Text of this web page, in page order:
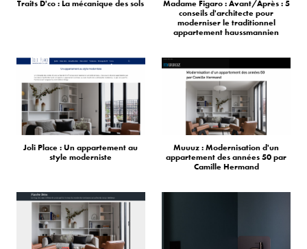
Traits D'co : La mécanique des sols
Madame Figaro : Avant/Après : 5
conseils d'architecte pour
moderniser le traditionnel
appartement haussmannien
Joli Place : Un appartement au
style moderniste
Muuuz : Modernisation d'un
appartement des années 50 par
Camille Hermand